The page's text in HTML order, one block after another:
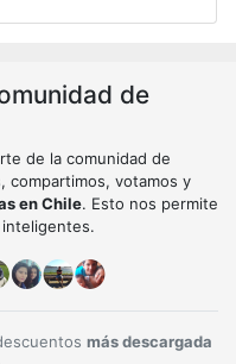
de
de la comunidad de
compartimos, votamos y
en Chile. Esto nos permite
más descargada